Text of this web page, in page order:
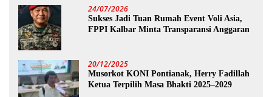
24/07/2026
Sukses Jadi Tuan Rumah Event Voli Asia,
FPPI Kalbar Minta Transparansi Anggaran
20/12/2025
Musorkot KONI Pontianak, Herry Fadillah
Ketua Terpilih Masa Bhakti 2025–2029